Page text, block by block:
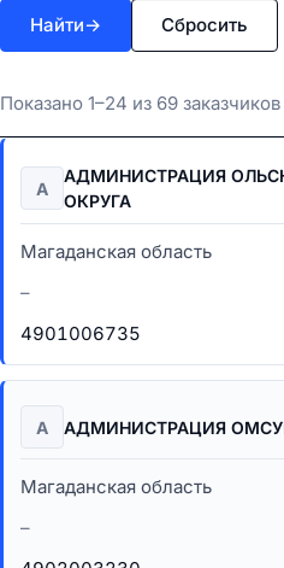
Найти→ Сбросить
Показано 1–24 из 69 заказчиков
А
АДМИНИСТРАЦИЯ
ОКРУГА
Магаданская область
–
4901006735
А АДМИНИСТРАЦИЯ
Магаданская область
–